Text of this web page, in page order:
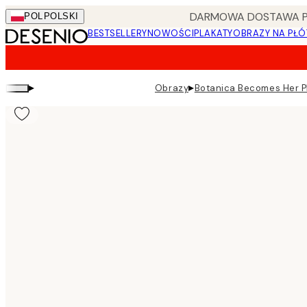
Skip
to
main
POL POLSKI DARMOWA DOSTAWA
BESTSELLERYNOWOŚCIPLAKATYOBRAZY NA
▸ Obrazy▸Botanica Becomes Her